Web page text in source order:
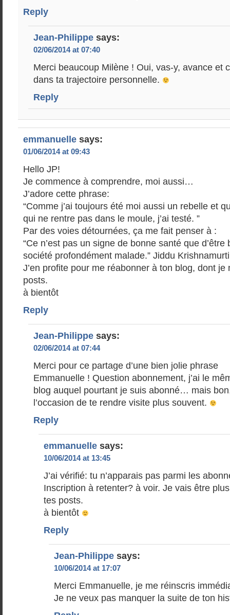
Reply
Jean-Philippe says:
02/06/2014 at 07:40
Merci beaucoup Milène ! Oui, vas-y, avance et
dans ta trajectoire personnelle.
Reply
emmanuelle says:
01/06/2014 at 09:43
Hello JP!
Je commence à comprendre, moi aussi…
J’adore cette phrase:
“Comme j’ai toujours été moi aussi un rebelle et
qui ne rentre pas dans le moule, j’ai testé. ”
Par des voies détournées, ça me fait penser à :
“Ce n’est pas un signe de bonne santé que
société profondément malade.” Jiddu
J’en profite pour me réabonner à ton blog, dont je
posts.
à bientôt
Reply
Jean-Philippe says:
02/06/2014 at 07:44
Merci pour ce partage d’une bien jolie phrase
Emmanuelle ! Question abonnement, j’ai le
blog auquel pourtant je suis abonné… mais
l’occasion de te rendre visite plus souvent.
Reply
emmanuelle says:
10/06/2014 at 13:45
J’ai vérifié: tu n’apparais pas parmi les
Inscription à retenter? à voir. Je vais être
tes posts.
à bientôt
Reply
Jean-Philippe says:
10/06/2014 at 17:07
Merci Emmanuelle, je me réinscris
Je ne veux pas manquer la suite de ton